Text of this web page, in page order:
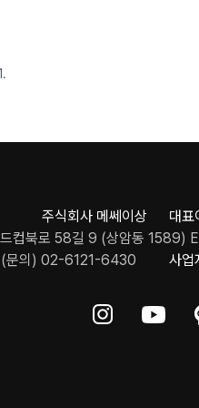
주식회사 메쎄이상 대표
드컵북로 58길 9 (상암동
(문의) 02-6121-6430 사업